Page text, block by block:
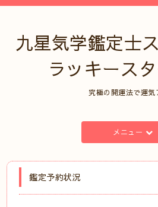
九星気学鑑定士
ラッキース
究極の開運法で運気
メニュー
鑑定予約状況